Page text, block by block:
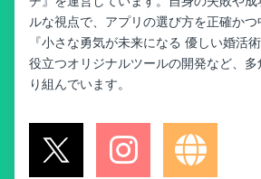
ルな視点で、アプリの選び方を正確か
『小さな勇気が未来になる 優しい婚活
役立つオリジナルツールの開発など、
り組んでいます。